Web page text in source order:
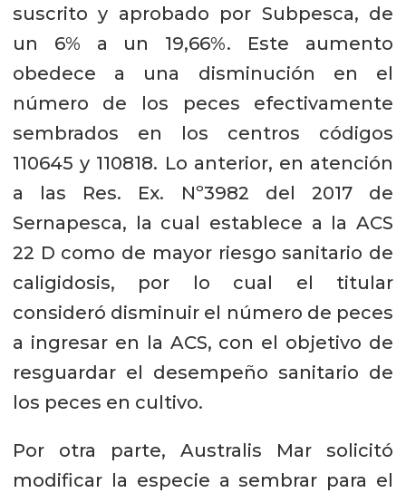
suscrito y aprobado por Subpesca, de
un 6% a un 19,66%. Este aumento
obedece a una disminución en el
número de los peces efectivamente
sembrados en los centros códigos
110645 y 110818. Lo anterior, en atención
a las Res. Ex. Nº3982 del 2017 de
Sernapesca, la cual establece a la ACS
22 D como de mayor riesgo sanitario de
caligidosis, por lo cual el titular
consideró disminuir el número de peces
a ingresar en la ACS, con el objetivo de
resguardar el desempeño sanitario de
los peces en cultivo.
Por otra parte, Australis Mar solicitó
modificar la especie a sembrar para el